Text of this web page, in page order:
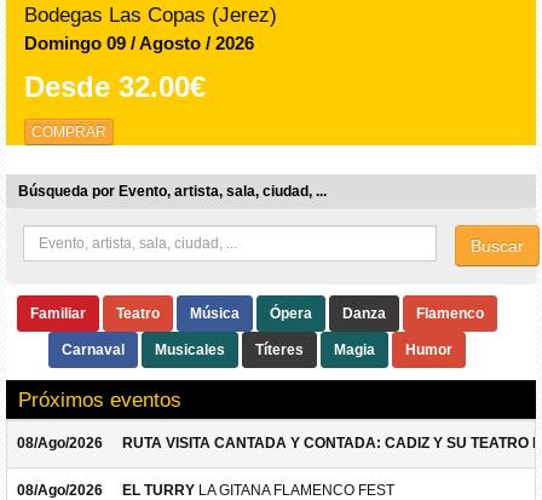
Bodegas Las Copas (Jerez)
Domingo 09 / Agosto / 2026
Desde 32.00€
COMPRAR
Búsqueda por Evento, artista, sala, ciudad, ...
Buscar
Familiar Teatro Música Ópera Danza Flamenco
Carnaval Musicales Títeres Magia Humor
Próximos eventos
08/Ago/2026 RUTA VISITA CANTADA Y CONTADA: CADIZ Y SU TEATRO
08/Ago/2026 EL TURRY LA GITANA FLAMENCO FEST